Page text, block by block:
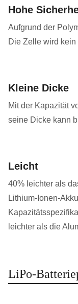
Hohe
Aufgrund der
Die Zelle wird
Kleine Dicke
Mit der Kapazität
seine Dicke kann
Leicht
40% leichter als
Lithium-Ionen-
leichter als die
LiPo-